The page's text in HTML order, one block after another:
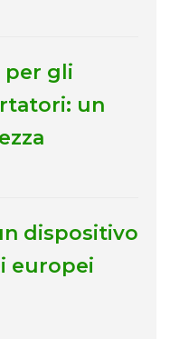
per gli
un
dispositivo
europei